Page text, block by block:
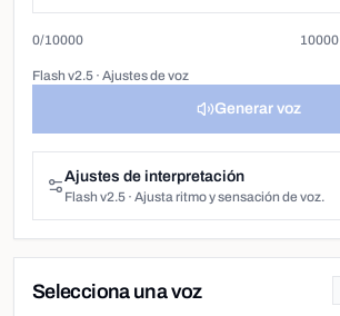
0/10000 10000
Flash v2.5 · Ajustes de voz
Generar voz
Ajustes de interpretación
Flash v2.5 · Ajusta ritmo y sensación de voz.
Selecciona una voz